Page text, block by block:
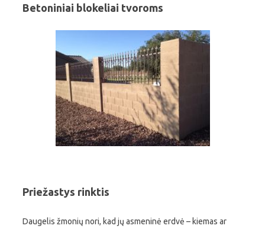
Betoniniai blokeliai tvoroms
Priežastys rinktis
Daugelis žmonių nori, kad jų asmeninė erdvė – kiemas ar